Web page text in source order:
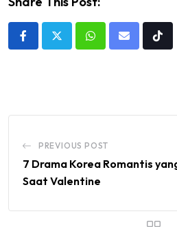
Whatsapp
Share
PREVIOUS POST
7 Drama Korea Romantis
Saat Valentine